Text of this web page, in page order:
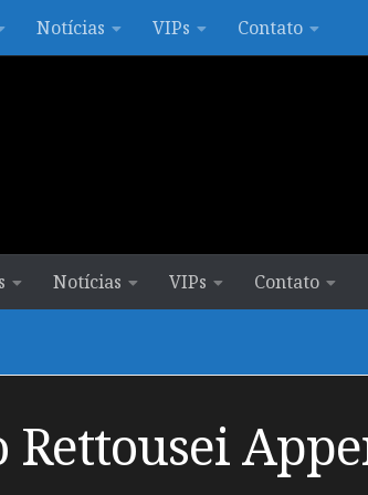
Notícias VIPs Contato
Notícias VIPs Contato